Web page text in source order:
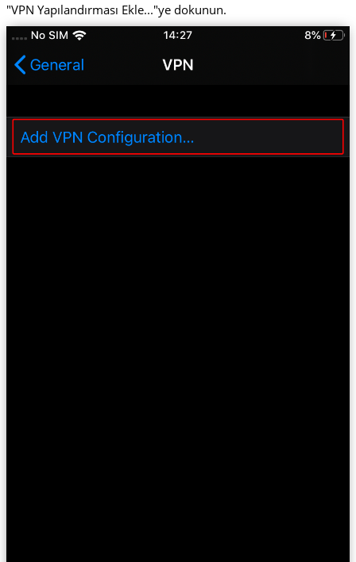
"VPN Yapılandırması Ekle..."ye dokunun.